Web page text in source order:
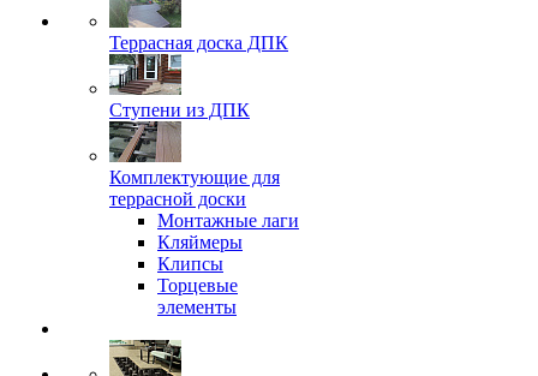
Террасная доска ДПК
Ступени из ДПК
Комплектующие для
террасной доски
Монтажные лаги
Кляймеры
Клипсы
Торцевые
элементы